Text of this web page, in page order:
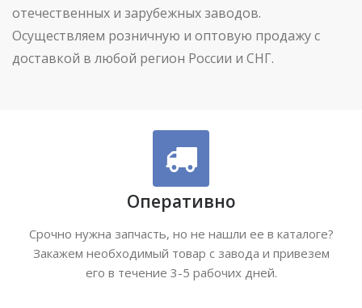
отечественных и зарубежных заводов.
Осуществляем розничную и оптовую продажу с
доставкой в любой регион России и СНГ.
Оперативно
Срочно нужна запчасть, но не нашли ее в каталоге?
Закажем необходимый товар с завода и привезем
его в течение 3-5 рабочих дней.